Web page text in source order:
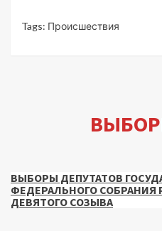
Tags: Происшествия
ВЫБОРЫ ДЕПУТАТОВ
ФЕДЕРАЛЬНОГО
ДЕВЯТОГО СОЗЫВА